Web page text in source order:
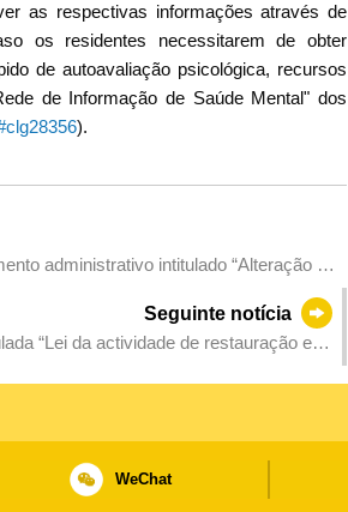
as respectivas informações através de
os residentes necessitarem de obter
de autoavaliação psicológica, recursos
de Informação de Saúde Mental" dos
).
administrativo intitulado “Alteração ao
Seguinte notícia
“Lei da actividade de restauração e
WeChat